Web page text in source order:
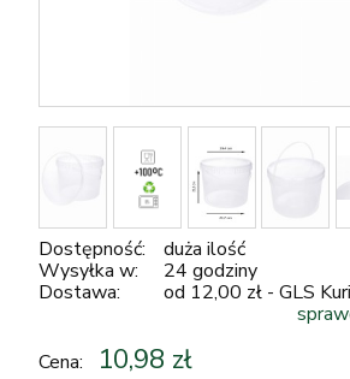
Dostępność:
duża ilość
Wysyłka w:
24 godziny
Dostawa:
od 12,00 zł - GLS
Cena nie zawiera ewentualnych
Cena:
10,98 zł